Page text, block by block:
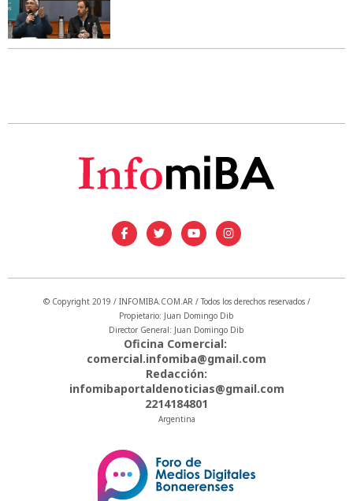
© Copyright 2019 / INFOMIBA.COM.AR / Todos los derechos reservados /
Propietario: Juan Domingo Dib
Director General: Juan Domingo Dib
Oficina Comercial:
comercial.infomiba@gmail.com
Redacción:
infomibaportaldenoticias@gmail.com
2214184801
Argentina